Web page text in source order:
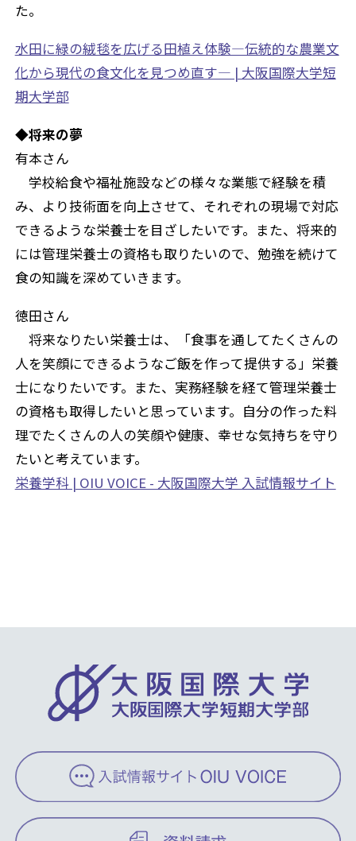
た。
水田に緑の絨毯を広げる田植え体験―伝統的な農業文
化から現代の食文化を見つめ直す― | 大阪国際大学短
期大学部
◆将来の夢
有本さん
学校給食や福祉施設などの様々な業態で経験を積
み、より技術面を向上させて、それぞれの現場で対応
できるような栄養士を目ざしたいです。また、将来的
には管理栄養士の資格も取りたいので、勉強を続けて
食の知識を深めていきます。
徳田さん
将来なりたい栄養士は、「食事を通してたくさんの
人を笑顔にできるようなご飯を作って提供する」栄養
士になりたいです。また、実務経験を経て管理栄養士
の資格も取得したいと思っています。自分の作った料
理でたくさんの人の笑顔や健康、幸せな気持ちを守り
たいと考えています。
栄養学科 | OIU VOICE - 大阪国際大学 入試情報サイト